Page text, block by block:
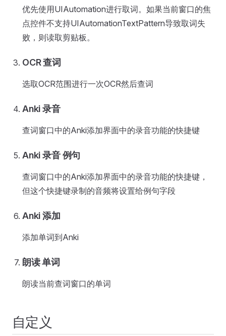
优先使用UIAutomation进行取词。如果当前窗口的焦
点控件不支持UIAutomationTextPattern导致取词失
败，则读取剪贴板。
OCR 查词
选取OCR范围进行一次OCR然后查词
Anki 录音
查词窗口中的Anki添加界面中的录音功能的快捷键
Anki 录音 例句
查词窗口中的Anki添加界面中的录音功能的快捷键，
但这个快捷键录制的音频将设置给例句字段
Anki 添加
添加单词到Anki
朗读 单词
朗读当前查词窗口的单词
自定义